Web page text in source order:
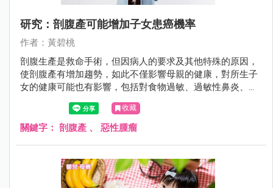
研究：剖腹產可能增加子女患癌機率
作者：黃碧桃
剖腹生產是救命手術，但因病人的要求及其他特殊的原因，
使剖腹產有增加趨勢，如此不僅影響母親的健康，對所生子
女的健康可能也有影響，包括對食物過敏、過敏性鼻炎、氣
喘、肥胖、結締組織疾病、類風濕性關節炎、發炎性腸病，
甚至免疫缺乏症的罹病率，均可能增加。
收藏
關鍵字： 剖腹產 、 惡性腫瘤